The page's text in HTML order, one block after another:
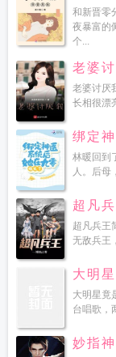
和新晋零
夜暴富的
个...
老婆
老婆讨厌
长相很漂
绑定
林暖回到
人。后母
超凡
超凡兵王
无敌兵王
大明
大明星竟
台唱歌，
妙指